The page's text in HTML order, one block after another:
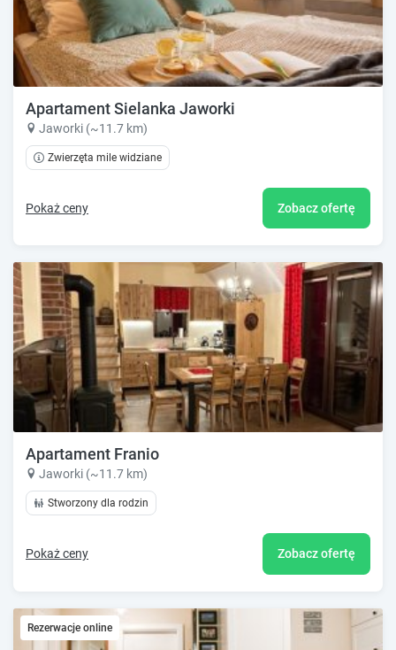
Apartament Sielanka Jaworki
Jaworki (~11.7 km)
Zwierzęta mile widziane
Pokaż ceny Zobacz ofertę
Apartament Franio
Jaworki (~11.7 km)
Stworzony dla rodzin
Pokaż ceny Zobacz ofertę
Rezerwacje online